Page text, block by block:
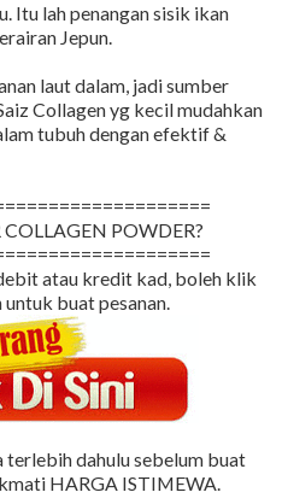
Itu lah penangan sisik ikan
Jepun.
laut dalam, jadi sumber
Collagen yg kecil mudahkan
tubuh dengan efektif &
POWDER?
atau kredit kad, boleh klik
buat pesanan.
terlebih dahulu sebelum buat
HARGA ISTIMEWA.